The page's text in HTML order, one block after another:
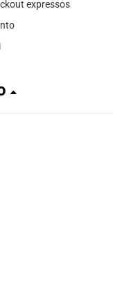
expressos